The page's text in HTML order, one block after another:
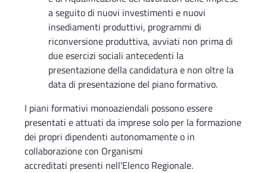
a seguito di nuovi investimenti e nuovi
insediamenti produttivi, programmi di
riconversione produttiva, avviati non prima di
due esercizi sociali antecedenti la
presentazione della candidatura e non oltre la
data di presentazione del piano formativo.
I piani formativi monoaziendali possono essere
presentati e attuati da imprese solo per la formazione
dei propri dipendenti autonomamente o in
collaborazione con Organismi
accreditati presenti nell'Elenco Regionale.